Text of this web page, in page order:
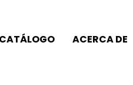
CATÁLOGO ACERCA DE